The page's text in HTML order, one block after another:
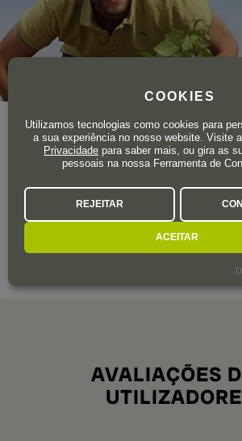
Ano de fundação 2002
Área total de vinha 85 ha.
e Umbria (Itália), estão atualmente à
AVALIAÇÕES
COOKIES
Utilizamos tecnologias como cookies para
a sua experiência no nosso website. Visite
Privacidade para saber mais, ou gira as
pessoais na nossa Ferramenta de
REJEITAR
ACEITAR